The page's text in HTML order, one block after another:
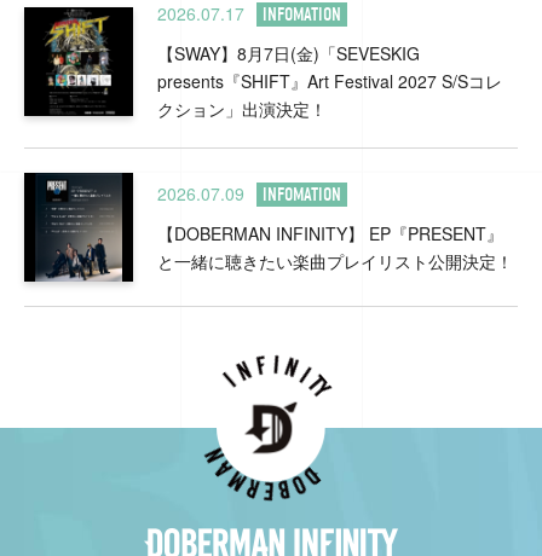
2026.07.17 INFOMATION
【SWAY】8月7日(金)「SEVESKIG
presents『SHIFT』Art Festival 2027 S/Sコレ
クション」出演決定！
2026.07.09 INFOMATION
【DOBERMAN INFINITY】 EP『PRESENT』
と一緒に聴きたい楽曲プレイリスト公開決定！